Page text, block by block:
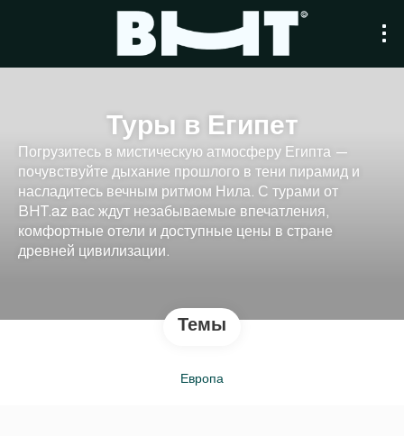
Туры в Египет
Погрузитесь в мистическую атмосферу Египта —
почувствуйте дыхание прошлого в тени пирамид и
насладитесь вечным ритмом Нила. С турами от
BHT.az вас ждут незабываемые впечатления,
комфортные отели и доступные цены в стране
древней цивилизации.
Темы
Европа